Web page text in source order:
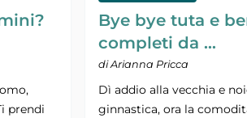
prendi
Bye bye tuta e
completi da …
di Arianna Pricca
Dì addio alla vecchia e
ginnastica, ora la